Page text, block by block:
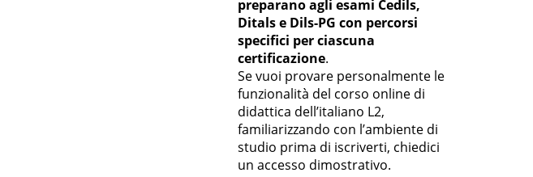
preparano agli esami Cedils,
Ditals e Dils-PG con percorsi
specifici per ciascuna
certificazione.
Se vuoi provare personalmente le
funzionalità del corso online di
didattica dell’italiano L2,
familiarizzando con l’ambiente di
studio prima di iscriverti, chiedici
un accesso dimostrativo.